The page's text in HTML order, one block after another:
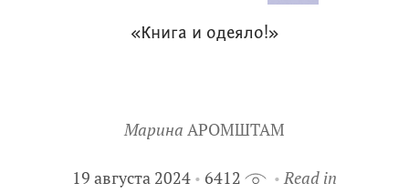
«Книга и одеяло!»
Марина АРОМШТАМ
19 августа 2024 6412 Read in